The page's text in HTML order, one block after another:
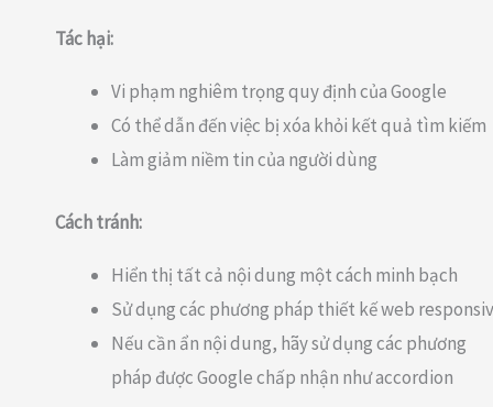
Tác hại:
Vi phạm nghiêm trọng quy định của Google
Có thể dẫn đến việc bị xóa khỏi kết quả tìm kiếm
Làm giảm niềm tin của người dùng
Cách tránh:
Hiển thị tất cả nội dung một cách minh bạch
Sử dụng các phương pháp thiết kế web
Nếu cần ẩn nội dung, hãy sử dụng các phương
pháp được Google chấp nhận như accordion